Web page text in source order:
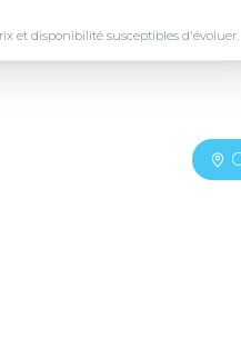
et disponibilité susceptibles d'évoluer.